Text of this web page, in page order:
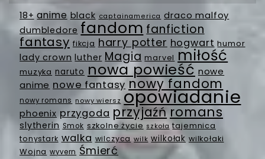
18+ anime black captainamerica draco malfoy
dumbledore fandom fanfiction
fantasy fikcja harry potter hogwart humor
lady crown luther Magia marvel miłość
muzyka naruto nowa powieść nowe
anime nowe fantasy nowy fandom
nowy romans nowy wiersz opowiadanie
phoenix przygoda przyjaźń romans
slytherin Smok szkolne życie szkoła tajemnica
tonystark walka wilczyca wilk wilkołak wilkołaki
Wojna wyvern Śmierć